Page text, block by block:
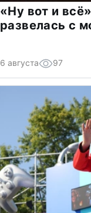
«Ну вот и
развелась с
6 августа 97